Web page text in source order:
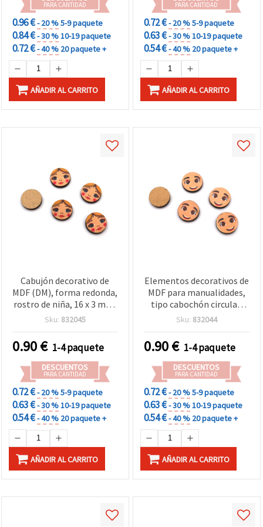
PARA CANTIDAD
0.96 €- 20 %5-9 paquete
0.84 €- 30 %10-19 paquete
0.72 €- 40 % 20 paquete +
AÑADIR AL CARRITO
PARA CANTIDAD
0.72 €- 20 %5-9 paquete
0.63 €- 30 %10-19 paquete
0.54 €- 40 % 20 paquete +
AÑADIR AL CARRITO
Cabujón decorativo de
MDF (DM), forma redonda,
rostro de niña, 16 x 3 mm,
pack de 10 piezas para
Sku: 832045
0.90€ 1-4 paquete
DESCUENTOS
PARA CANTIDAD
0.72 €- 20 %5-9 paquete
0.63 €- 30 %10-19 paquete
0.54 €- 40 % 20 paquete +
AÑADIR AL CARRITO
Elementos decorativos de
MDF para manualidades,
tipo cabochón circular,
cara de niño impresa, 16 x
Sku: 832044
0.90€ 1-4 paquete
DESCUENTOS
PARA CANTIDAD
0.72 €- 20 %5-9 paquete
0.63 €- 30 %10-19 paquete
0.54 €- 40 % 20 paquete +
AÑADIR AL CARRITO